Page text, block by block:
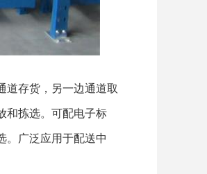
道存货，另一边通道取
和拣选。可配电子标
。广泛应用于配送中